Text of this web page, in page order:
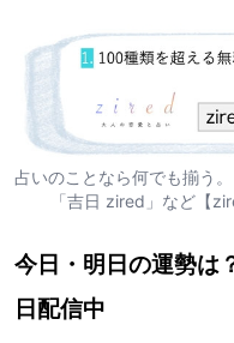
占いのことなら何でも揃う
「吉日 zired」など【
今日・明日の運勢は
日配信中